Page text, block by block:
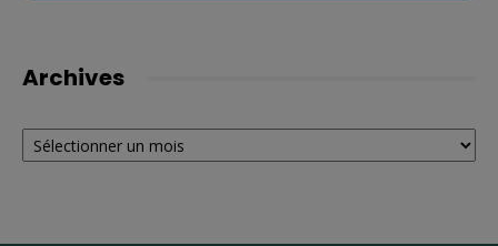
Archives
Archives